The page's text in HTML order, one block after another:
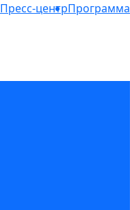
Пресс-центрПрограмма